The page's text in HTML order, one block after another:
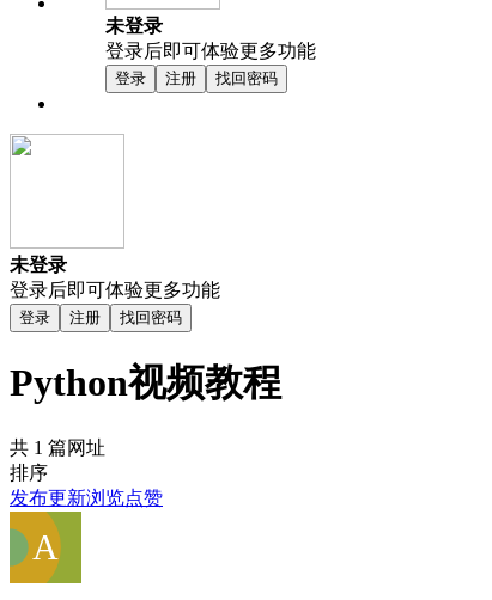
未登录
登录后即可体验更多功能
登录 注册 找回密码
未登录
登录后即可体验更多功能
登录 注册 找回密码
Python视频教程
共 1 篇网址
排序
发布更新浏览点赞